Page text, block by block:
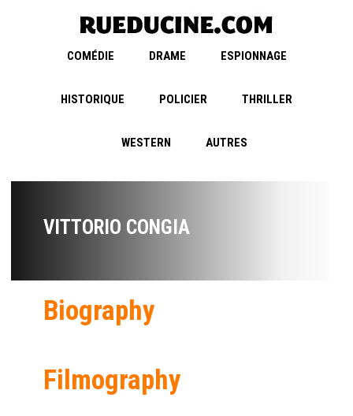
COMÉDIE DRAME ESPIONNAGE
HISTORIQUE POLICIER THRILLER
WESTERN AUTRES
VITTORIO CONGIA
Biography
Filmography